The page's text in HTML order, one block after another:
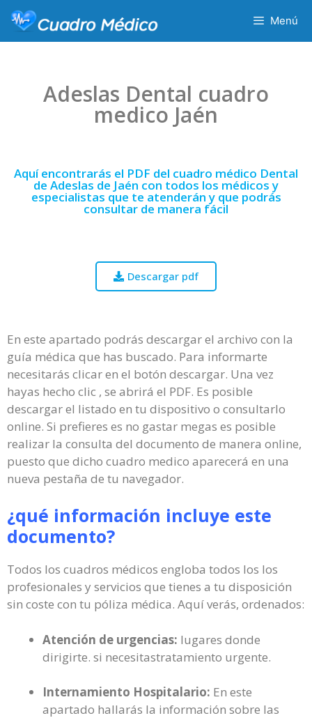
Menú
Adeslas Dental cuadro
medico Jaén
Aquí encontrarás el PDF del cuadro médico Dental
de Adeslas de Jaén con todos los médicos y
especialistas que te atenderán y que podrás
consultar de manera fácil
Descargar pdf
En este apartado podrás descargar el archivo con la
guía médica que has buscado. Para informarte
necesitarás clicar en el botón descargar. Una vez
hayas hecho clic , se abrirá el PDF. Es posible
descargar el listado en tu dispositivo o consultarlo
online. Si prefieres es no gastar megas es posible
realizar la consulta del documento de manera online,
puesto que dicho cuadro medico aparecerá en una
nueva pestaña de tu navegador.
¿qué información incluye este
documento?
Todos los cuadros médicos engloba todos los los
profesionales y servicios que tienes a tu disposición
sin coste con tu póliza médica. Aquí verás, ordenados:
Atención de urgencias: lugares donde
dirigirte. si necesitastratamiento urgente.
Internamiento Hospitalario: En este
apartado hallarás la información sobre las